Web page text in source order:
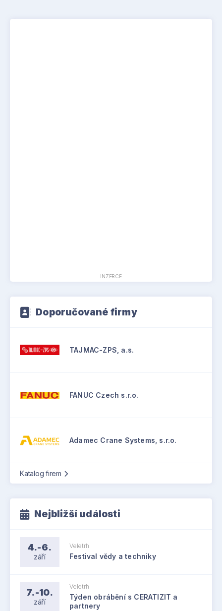
INZERCE
Doporučované firmy
TAJMAC-ZPS, a.s.
FANUC Czech s.r.o.
Adamec Crane Systems, s.r.o.
Katalog firem
Nejbližší události
4.-6.
září
Veletrh
Festival vědy a techniky
7.-10.
září
Veletrh
Týden obrábění s CERATIZIT a
partnery